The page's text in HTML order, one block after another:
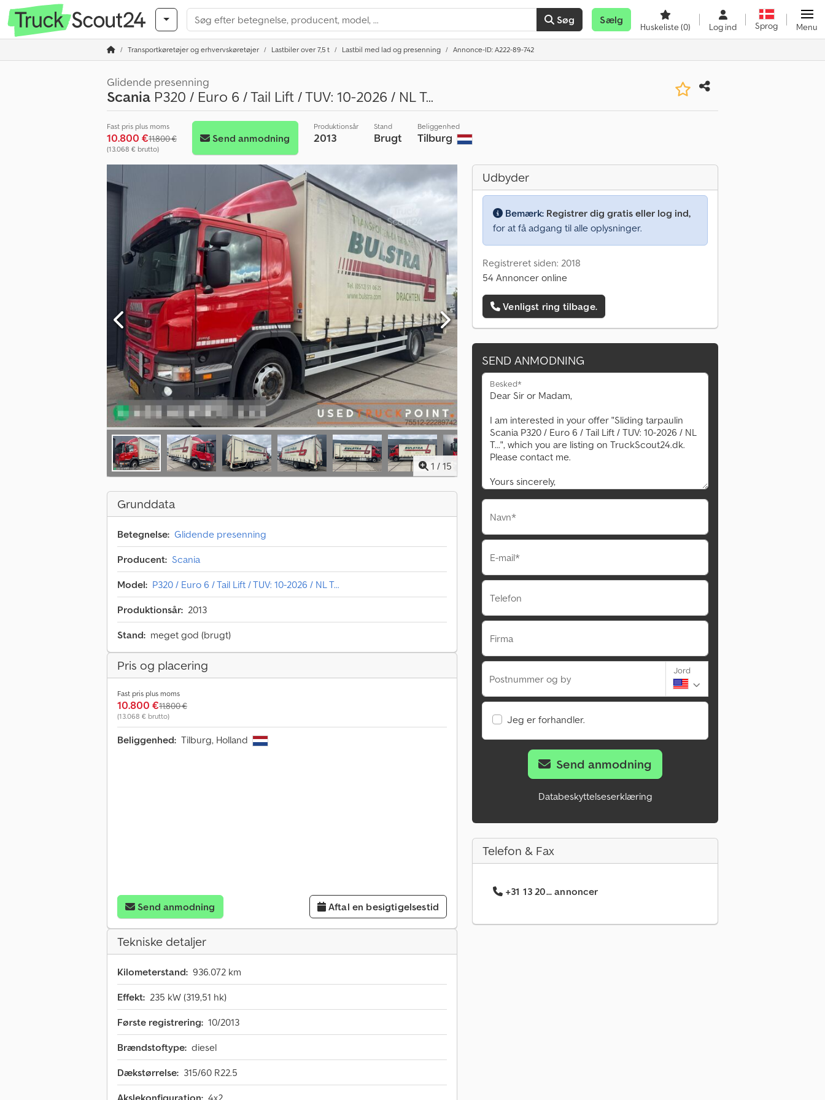
Søg Sælg
Huskeliste(0) Log ind Sprog Menu
Transportkøretøjer og erhvervskøretøjer Lastbiler over 7,5 t Lastbil med lad og presenning Annonce-ID: A222-89-742
Glidende presenning
Scania P320 / Euro 6 / Tail Lift / TUV: 10-2026 / NL T...
Fast pris plus moms
10.800 €11.800 €
(13.068 € brutto)
Send anmodning
Produktionsår
2013
Stand
Brugt
Beliggenhed
Tilburg
1 / 15
Grunddata
Betegnelse: Glidende presenning
Producent: Scania
Model: P320 / Euro 6 / Tail Lift / TUV: 10-2026 / NL T...
Produktionsår: 2013
Stand: meget god (brugt)
Pris og placering
Fast pris plus moms
10.800 €11.800 €
(13.068 € brutto)
Beliggenhed: Tilburg, Holland
Send anmodning Aftal en besigtigelsestid
Tekniske detaljer
Kilometerstand: 936.072 km
Effekt: 235 kW (319,51 hk)
Første registrering: 10/2013
Brændstoftype: diesel
Dækstørrelse: 315/60 R22.5
Udbyder
Bemærk: Registrer dig gratis eller log ind,
for at få adgang til alle oplysninger.
Registreret siden: 2018
54 Annoncer online
Venligst ring tilbage.
SEND ANMODNING
Besked*
Navn*
E-mail*
Telefon
Firma
Postnummer og by
Jord
Jeg er forhandler.
Send anmodning
Databeskyttelseserklæring
Telefon & Fax
+31 13 20... annoncer